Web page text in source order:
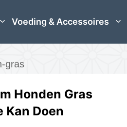
Voeding & Accessoires
Honden Gras
Kan Doen